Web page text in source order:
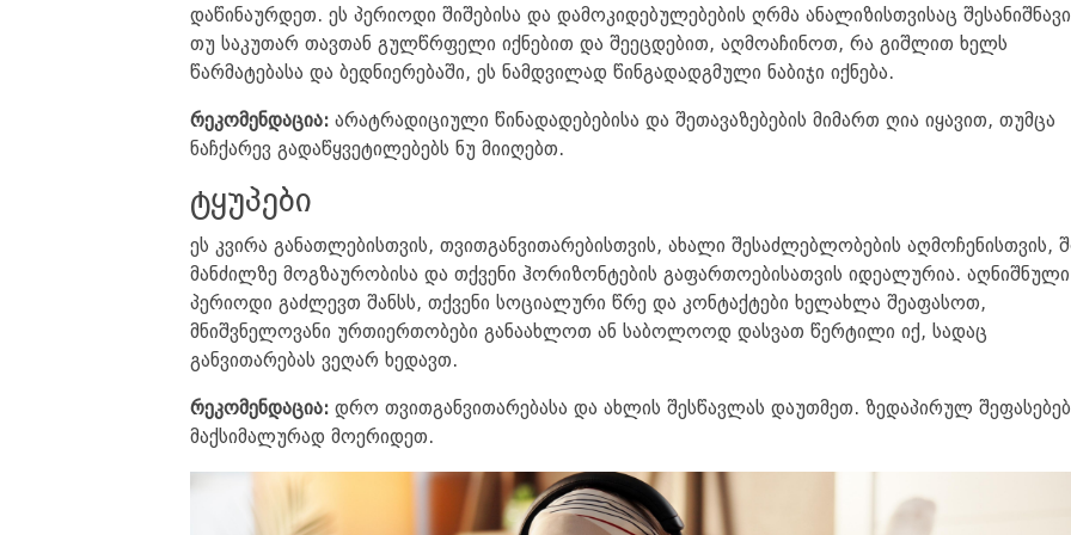
დაწინაურდეთ. ეს პერიოდი შიშებისა და დამოკიდებულებების ღრმა ანალიზისთვისაც
თუ საკუთარ თავთან გულწრფელი იქნებით და შეეცდებით, აღმოაჩინოთ, რა გიშლით ხელს
წარმატებასა და ბედნიერებაში, ეს ნამდვილად წინგადადგმული ნაბიჯი იქნება.
რეკომენდაცია: არატრადიციული წინადადებებისა და შეთავაზებების მიმართ ღია იყავით, თუმცა
ნაჩქარევ გადაწყვეტილებებს ნუ მიიღებთ.
ტყუპები
ეს კვირა განათლებისთვის, თვითგანვითარებისთვის, ახალი შესაძლებლობების აღმოჩენისთვის,
მანძილზე მოგზაურობისა და თქვენი ჰორიზონტების გაფართოებისათვის იდეალურია. აღნიშნული
პერიოდი გაძლევთ შანსს, თქვენი სოციალური წრე და კონტაქტები ხელახლა შეაფასოთ,
მნიშვნელოვანი ურთიერთობები განაახლოთ ან საბოლოოდ დასვათ წერტილი იქ, სადაც
განვითარებას ვეღარ ხედავთ.
რეკომენდაცია: დრო თვითგანვითარებასა და ახლის შესწავლას დაუთმეთ. ზედაპირულ
მაქსიმალურად მოერიდეთ.